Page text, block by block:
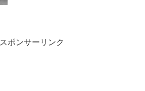
スポンサーリンク